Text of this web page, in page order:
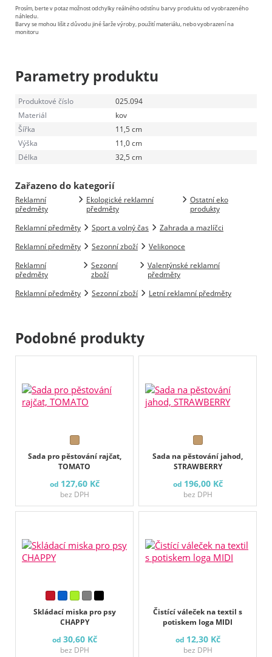
Prosím, berte v potaz možnost odchylky reálného odstínu barvy produktu od vyobrazeného
náhledu.
Barvy se mohou lišit z důvodu jiné šarže výroby, použití materiálu, nebo vyobrazení na
monitoru
Parametry produktu
Produktové číslo
025.094
Materiál
kov
Šířka
11,5 cm
Výška
11,0 cm
Délka
32,5 cm
Zařazeno do kategorií
Reklamní
předměty
Ekologické reklamní
předměty
Ostatní eko
produkty
Reklamní předměty
Sport a volný čas
Zahrada a mazlíčci
Reklamní předměty
Sezonní zboží
Velikonoce
Reklamní
předměty
Sezonní
zboží
Valentýnské reklamní
předměty
Reklamní předměty
Sezonní zboží Letní reklamní předměty
Podobné produkty
Sada pro pěstování rajčat,
TOMATO
od 127,60 Kč
bez DPH
Sada na pěstování jahod,
STRAWBERRY
od 196,00 Kč
bez DPH
Skládací miska pro psy
CHAPPY
od 30,60 Kč
bez DPH
Čistící váleček na textil s
potiskem loga MIDI
od 12,30 Kč
bez DPH